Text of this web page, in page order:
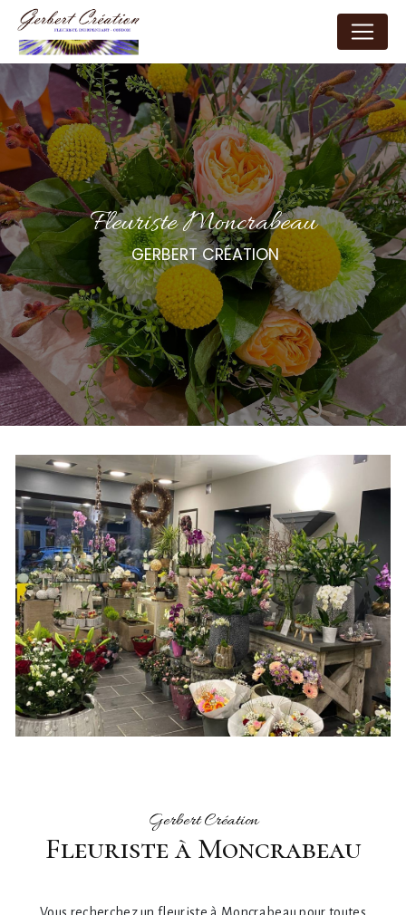
fleuriste Moncrabeau
GERBERT CRÉATION
Gerbert Création
fleuriste à Moncrabeau
Vous recherchez un fleuriste à Moncrabeau pour toutes
Panneau de gestion des cookies